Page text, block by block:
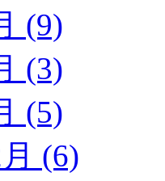
(9)
(3)
(5)
(6)